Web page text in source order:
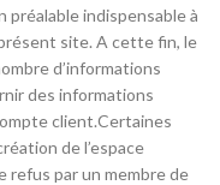
préalable indispensable à
site. A cette fin, le
d’informations
des informations
client.Certaines
de l’espace
refus par un membre de